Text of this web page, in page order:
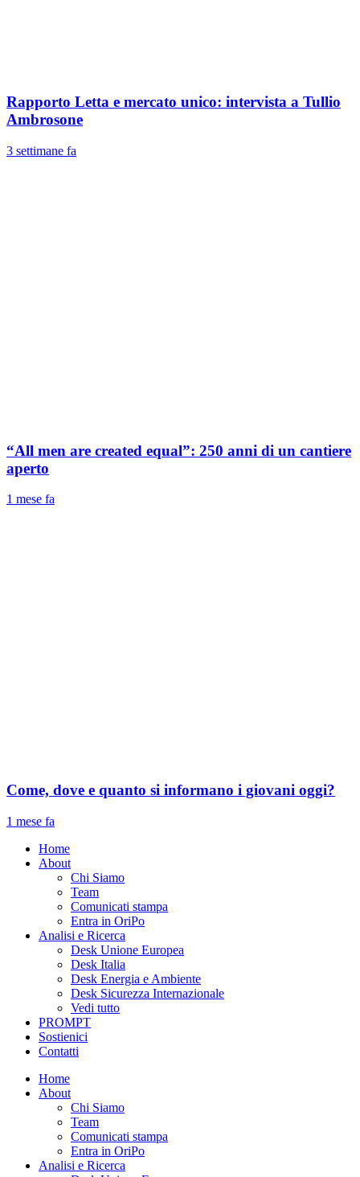
Rapporto Letta e mercato unico: intervista a Tullio
Ambrosone
3 settimane fa
“All men are created equal”: 250 anni di un cantiere
aperto
1 mese fa
Come, dove e quanto si informano i giovani oggi?
1 mese fa
Home
About
Chi Siamo
Team
Comunicati stampa
Entra in OriPo
Analisi e Ricerca
Desk Unione Europea
Desk Italia
Desk Energia e Ambiente
Desk Sicurezza Internazionale
Vedi tutto
PROMPT
Sostienici
Contatti
Home
About
Chi Siamo
Team
Comunicati stampa
Entra in OriPo
Analisi e Ricerca